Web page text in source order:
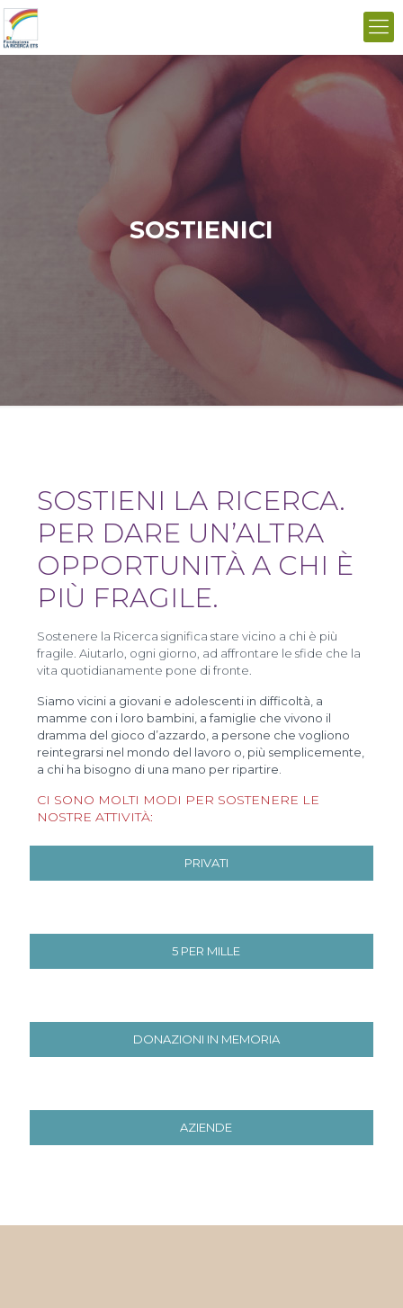
SOSTIENICI
SOSTIENI LA RICERCA.
PER DARE UN’ALTRA
OPPORTUNITÀ A CHI È
PIÙ FRAGILE.
Sostenere la Ricerca significa stare vicino a chi è più
fragile. Aiutarlo, ogni giorno, ad affrontare le sfide che la
vita quotidianamente pone di fronte.
Siamo vicini a giovani e adolescenti in difficoltà, a
mamme con i loro bambini, a famiglie che vivono il
dramma del gioco d’azzardo, a persone che vogliono
reintegrarsi nel mondo del lavoro o, più semplicemente,
a chi ha bisogno di una mano per ripartire.
CI SONO MOLTI MODI PER SOSTENERE LE
NOSTRE ATTIVITÀ:
PRIVATI
5 PER MILLE
DONAZIONI IN MEMORIA
AZIENDE